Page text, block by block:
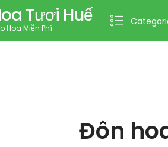
Tươi Huế
Hoa Miễn Phí
Đôn